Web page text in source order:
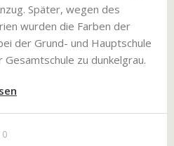
Später, wegen des
wurden die Farben der
der Grund- und Hauptschule
Gesamtschule zu dunkelgrau.
0